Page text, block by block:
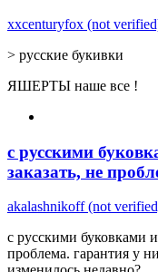
xxcenturyfox (not
> русские букивки
ЯШЕРТЫ наше все !
с русскими
заказать, не
akalashnikoff (not
с русскими буковками
проблема. гарантия у